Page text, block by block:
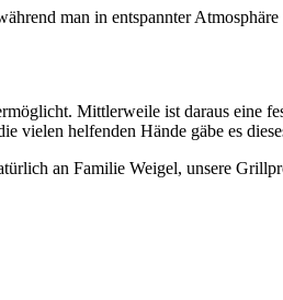
man in entspannter
Mittlerweile ist daraus eine
vielen helfenden Hände gäbe es
an Familie Weigel, unsere